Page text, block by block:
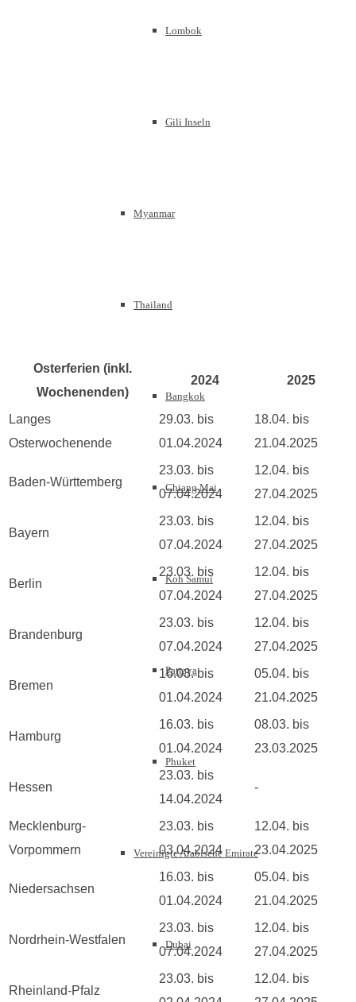
Lombok
Gili Inseln
Myanmar
Thailand
Bangkok
Chiang Mai
Koh Samui
Pattaya
Phuket
Vereinigte Arabische Emirate
Dubai
Osterferien (inkl.
Wochenenden)
2024 2025
Langes
Osterwochenende
29.03. bis
01.04.2024
18.04. bis
21.04.2025
Baden-Württemberg
23.03. bis
07.04.2024
12.04. bis
27.04.2025
Bayern
23.03. bis
07.04.2024
12.04. bis
27.04.2025
Berlin
23.03. bis
07.04.2024
12.04. bis
27.04.2025
Brandenburg
23.03. bis
07.04.2024
12.04. bis
27.04.2025
Bremen
16.03. bis
01.04.2024
05.04. bis
21.04.2025
Hamburg
16.03. bis
01.04.2024
08.03. bis
23.03.2025
Hessen
23.03. bis
14.04.2024
-
Mecklenburg-
Vorpommern
23.03. bis
03.04.2024
12.04. bis
23.04.2025
Niedersachsen
16.03. bis
01.04.2024
05.04. bis
21.04.2025
Nordrhein-Westfalen
23.03. bis
07.04.2024
12.04. bis
27.04.2025
Rheinland-Pfalz
23.03. bis
12.04. bis